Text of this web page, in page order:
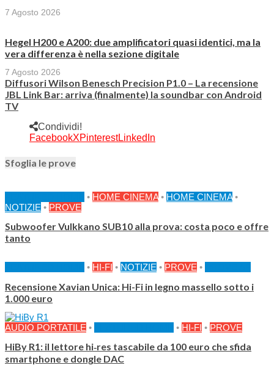
7 Agosto 2026
Hegel H200 e A200: due amplificatori quasi identici, ma la
vera differenza è nella sezione digitale
7 Agosto 2026
Diffusori Wilson Benesch Precision P1.0 – La recensione
JBL Link Bar: arriva (finalmente) la soundbar con Android
TV
Condividi!
FacebookXPinterestLinkedIn
Sfoglia le prove
• HOME CINEMA • HOME CINEMA •
NOTIZIE • PROVE
Subwoofer Vulkkano SUB10 alla prova: costa poco e offre
tanto
• HI-FI • NOTIZIE • PROVE •
Recensione Xavian Unica: Hi-Fi in legno massello sotto i
1.000 euro
AUDIO PORTATILE • • HI-FI • PROVE
HiBy R1: il lettore hi‑res tascabile da 100 euro che sfida
smartphone e dongle DAC